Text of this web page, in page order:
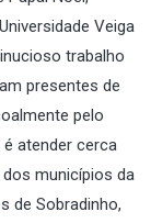
Veiga
trabalho
presentes de
pelo
atender cerca
municípios da
de Sobradinho,